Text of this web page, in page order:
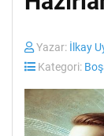
Yazar: İlkay
Kategori: